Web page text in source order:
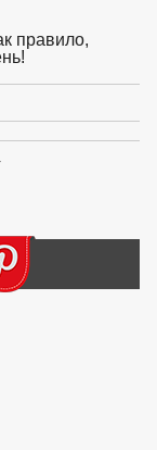
правило,